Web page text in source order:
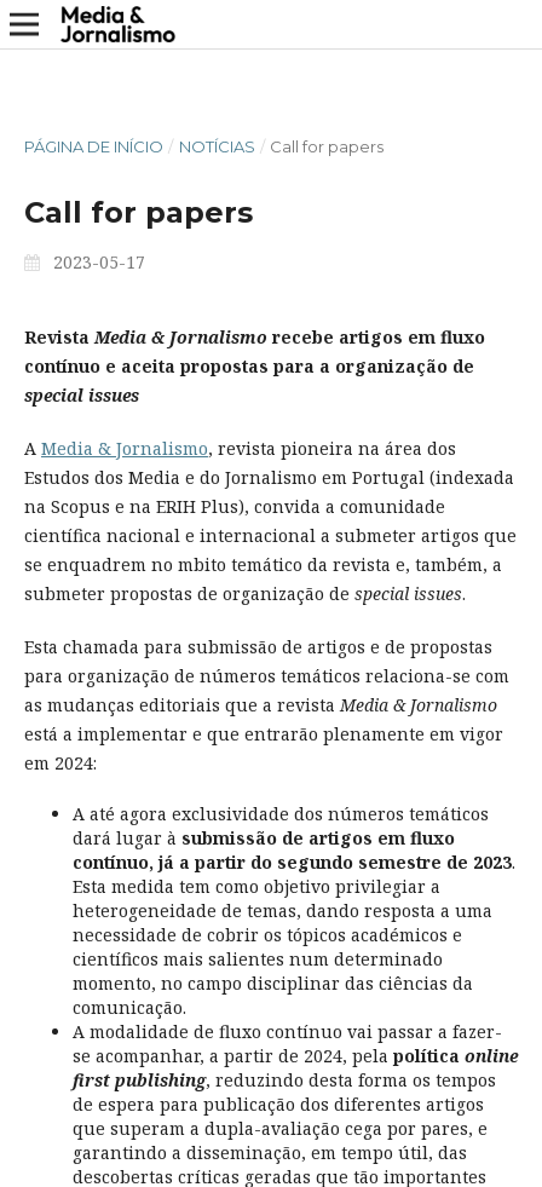
PÁGINA DE INÍCIO / NOTÍCIAS / Call for papers
Call for papers
2023-05-17
RevistaMedia & Jornalismo recebe artigos em fluxo
contínuo e aceita propostas para a organização de
special issues
A Media & Jornalismo, revista pioneira na área dos
Estudos dos Media e do Jornalismo em Portugal (indexada
na Scopus e na ERIH Plus), convida a comunidade
científica nacional e internacional a submeter artigos que
se enquadrem no mbito temático da revista e, também, a
submeter propostas de organização de special issues.
Esta chamada para submissão de artigos e de propostas
para organização de números temáticos relaciona-se com
as mudanças editoriais que a revistaMedia & Jornalismo
está a implementar e que entrarão plenamente em vigor
em 2024:
A até agora exclusividade dos números temáticos
dará lugar à submissão de artigos em fluxo
contínuo, já a partir do segundo semestre de 2023.
Esta medida tem como objetivo privilegiar a
heterogeneidade de temas, dando resposta a uma
necessidade de cobrir os tópicos académicos e
científicos mais salientes num determinado
momento, no campo disciplinar das ciências da
comunicação.
A modalidade de fluxo contínuo vai passar a fazer-
se acompanhar, a partir de 2024, pela política online
first publishing, reduzindo desta forma os tempos
de espera para publicação dos diferentes artigos
que superam a dupla-avaliação cega por pares, e
garantindo a disseminação, em tempo útil, das
descobertas críticas geradas que tão importantes